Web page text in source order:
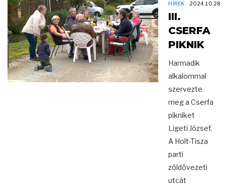
HÍREK 2024.10.28
III.
CSERFA
PIKNIK
Harmadik
alkalommal
szervezte
meg a Cserfa
pikniket
Ligeti József.
A Holt-Tisza
parti
zöldövezeti
utcát